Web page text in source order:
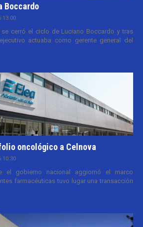
Boccardo
13:00
se cerró el ciclo de Luciano Boccardo y tras
actuaba como gerente general del
oncológico a Celnova
10:30
el gobierno nacional aggiornó el marco
farmacéuticas tuvo lugar una transacción